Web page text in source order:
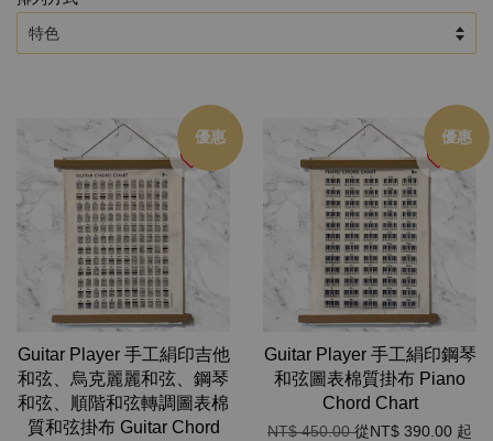
優惠
Guitar Player 手工絹印吉他
和弦、烏克麗麗和弦、鋼琴
和弦、順階和弦轉調圖表棉
質和弦掛布 Guitar Chord
優惠
Guitar Player 手工絹印鋼琴
和弦圖表棉質掛布 Piano
Chord Chart
NT$ 450.00從 NT$ 390.00 起